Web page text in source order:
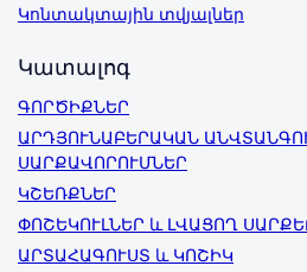
Կոնտակտային տվյալներ
Կատալոգ
ԳՈՐԾԻՔՆԵՐ
ԱՐԴՅՈՒՆԱԲԵՐԱԿԱՆ
ՍԱՐՔԱՎՈՐՈՒՄՆԵՐ
ԿՇԵՌՔՆԵՐ
ՓՈՇԵԿՈՒԼՆԵՐ և ԼՎԱՑՈՂ
ԱՐՏԱՀԱԳՈՒՍՏ և ԿՈՇԻԿ